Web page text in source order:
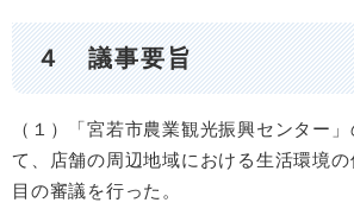
４ 議事要旨
（１）「宮若市農業観光振興センター
て、店舗の周辺地域における生活環境
目の審議を行った。